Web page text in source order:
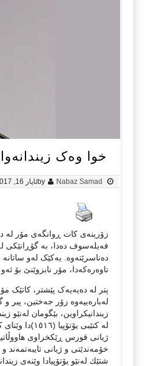
خوا وەک
by Nabaz Samad ئایار 16, 2017
زۆرینەی کات ڕوانگەی مۆر لە
فەیلەسوف دەدا، بە گۆڕانێکی
دەناسرێتەوە. یەکێک لەو
تاوەرەکەدا، مۆر نابزوێنێ بۆ
پتر لە دەیەیەک پێشتر، کاتێک
لەبارەییەوە زۆر جەختین، پیر و
لە کتێبی
ژیانی قورس ڕێکخراوی
خۆمەندێتی و ژیانی
شتێك لەنێو یۆتۆپیادا وێنەی